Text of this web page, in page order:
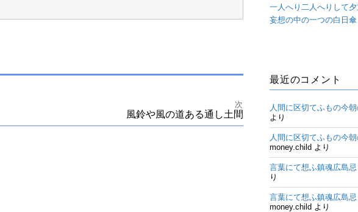
次
風鈴や風の道ある通し土間
一人へり二人へりして
妄想の中の一つの白日傘
最近のコメント
人間に区切てふもの今
より
人間に区切てふもの今
money.child より
言葉にて想ふ鎮魂広島忌
り
言葉にて想ふ鎮魂広島忌
money.child より